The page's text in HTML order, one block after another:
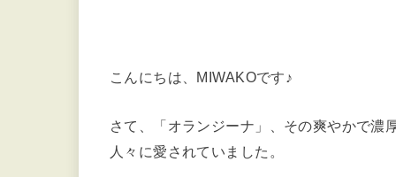
こんにちは、MIWAKOです♪
さて、「オランジーナ」、その爽やかで濃
人々に愛されていました。